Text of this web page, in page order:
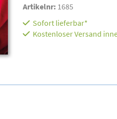
Artikelnr: 1685
Sofort lieferbar*
Kostenloser Versand